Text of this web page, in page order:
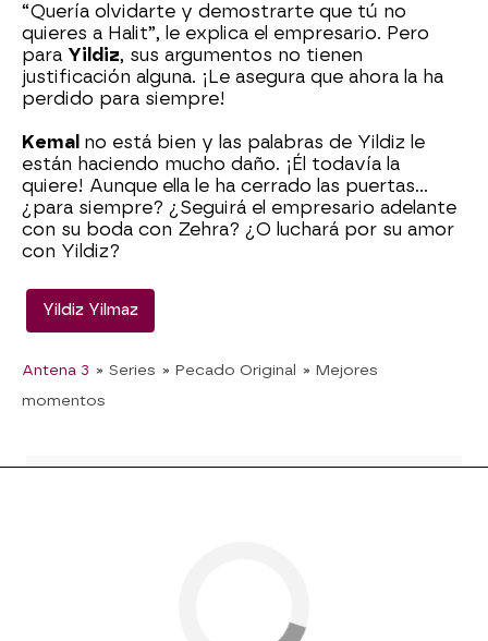
“Quería olvidarte y demostrarte que tú no
quieres a Halit”, le explica el empresario. Pero
para Yildiz, sus argumentos no tienen
justificación alguna. ¡Le asegura que ahora la ha
perdido para siempre!
Kemal no está bien y las palabras de Yildiz le
están haciendo mucho daño. ¡Él todavía la
quiere! Aunque ella le ha cerrado las puertas…
¿para siempre? ¿Seguirá el empresario adelante
con su boda con Zehra? ¿O luchará por su amor
con Yildiz?
Yildiz Yilmaz
Antena 3 » Series » Pecado Original » Mejores
momentos